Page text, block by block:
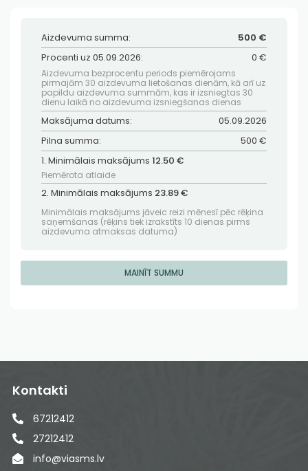
Aizdevuma summa:
500 €
Procenti uz 05.09.2026:
0 €
Aizdevuma bezprocentu periods piemērojams
pirmajām 30 aizdevuma lietošanas dienām, kā arī uz
papildu aizdevuma summām, kas ir izsniegtas 30
dienu laikā no aizdevuma izsniegšanas dienas
Maksājuma datums:
05.09.2026
Pilna summa:
500 €
1. Minimālais maksājums 12.50 €
Piemērota atlaide
2. Minimālais maksājums 23.89 €
Minimālais maksājums jāveic reizi mēnesī pēc rēķina
saņemšanas (rēķins tiek izrakstīts 10 dienas pirms
aizdevuma atmaksas datuma)
MAINĪT SUMMU
Kontakti
67212412
27212412
info@viasms.lv